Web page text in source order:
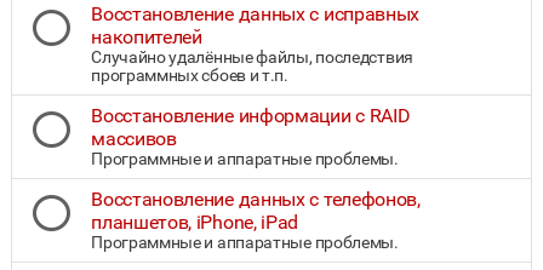
Восстановление данных с исправных
накопителей
Случайно удалённые файлы, последствия
программных сбоев и т.п.
Восстановление информации с RAID
массивов
Программные и аппаратные проблемы.
Восстановление данных с телефонов,
планшетов, iPhone, iPad
Программные и аппаратные проблемы.